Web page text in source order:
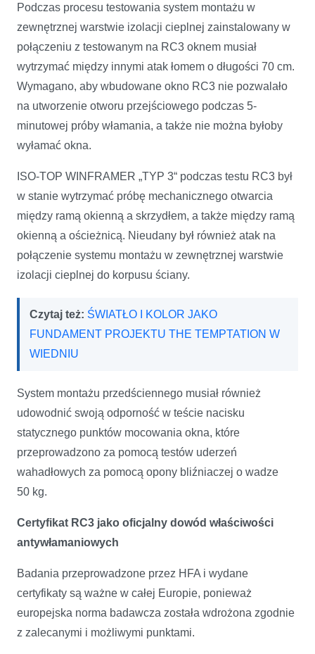
Podczas procesu testowania system montażu w
zewnętrznej warstwie izolacji cieplnej zainstalowany w
połączeniu z testowanym na RC3 oknem musiał
wytrzymać między innymi atak łomem o długości 70 cm.
Wymagano, aby wbudowane okno RC3 nie pozwalało
na utworzenie otworu przejściowego podczas 5-
minutowej próby włamania, a także nie można byłoby
wyłamać okna.
ISO-TOP WINFRAMER „TYP 3“ podczas testu RC3 był
w stanie wytrzymać próbę mechanicznego otwarcia
między ramą okienną a skrzydłem, a także między ramą
okienną a ościeżnicą. Nieudany był również atak na
połączenie systemu montażu w zewnętrznej warstwie
izolacji cieplnej do korpusu ściany.
Czytaj też: ŚWIATŁO I KOLOR JAKO
FUNDAMENT PROJEKTU THE TEMPTATION W
WIEDNIU
System montażu przedściennego musiał również
udowodnić swoją odporność w teście nacisku
statycznego punktów mocowania okna, które
przeprowadzono za pomocą testów uderzeń
wahadłowych za pomocą opony bliźniaczej o wadze
50 kg.
Certyfikat RC3 jako oficjalny dowód właściwości
antywłamaniowych
Badania przeprowadzone przez HFA i wydane
certyfikaty są ważne w całej Europie, ponieważ
europejska norma badawcza została wdrożona zgodnie
z zalecanymi i możliwymi punktami.